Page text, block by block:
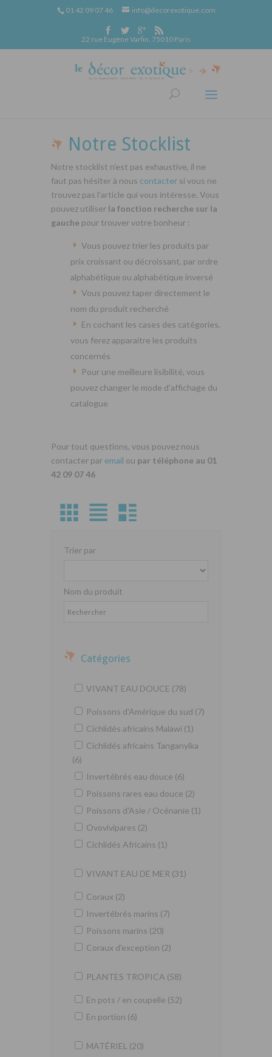
01 42 09 07 46 info@decorexotique.com
22 rue Eugène Varlin, 75010 Paris
Notre Stocklist
Notre stocklist n’est pas exhaustive, il ne
faut pas hésiter à nous contacter si vous ne
trouvez pas l’article qui vous intéresse. Vous
pouvez utiliser la fonction recherche sur la
gauche pour trouver votre bonheur :
Vous pouvez trier les produits par
prix croissant ou décroissant, par ordre
alphabétique ou alphabétique inversé
Vous pouvez taper directement le
nom du produit recherché
En cochant les cases des catégories,
vous ferez apparaitre les produits
concernés
Pour une meilleure lisibilité, vous
pouvez changer le mode d’affichage du
catalogue
Pour tout questions, vous pouvez nous
contacter par email ou par téléphone au 01
42 09 07 46
Trier par
Nom du produit
Catégories
VIVANT EAU DOUCE (78)
Poissons d'Amérique du sud (7)
Cichlidés africains Malawi (1)
Cichlidés africains Tanganyika
(6)
Invertébrés eau douce (6)
Poissons rares eau douce (2)
Poissons d'Asie / Océnanie (1)
Ovovivipares (2)
Cichlidés Africains (1)
VIVANT EAU DE MER (31)
Coraux (2)
Invertébrés marins (7)
Poissons marins (20)
Coraux d'exception (2)
PLANTES TROPICA (58)
En pots / en coupelle (52)
En portion (6)
MATÉRIEL (20)